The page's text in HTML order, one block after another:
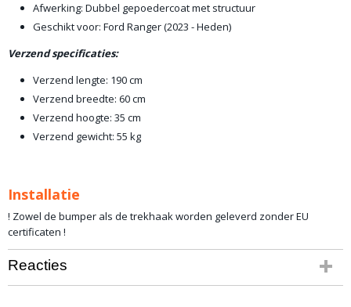
Afwerking: Dubbel gepoedercoat met structuur
Geschikt voor: Ford Ranger (2023 - Heden)
Verzend specificaties:
Verzend lengte: 190 cm
Verzend breedte: 60 cm
Verzend hoogte: 35 cm
Verzend gewicht: 55 kg
Installatie
! Zowel de bumper als de trekhaak worden geleverd zonder EU
certificaten !
Reacties